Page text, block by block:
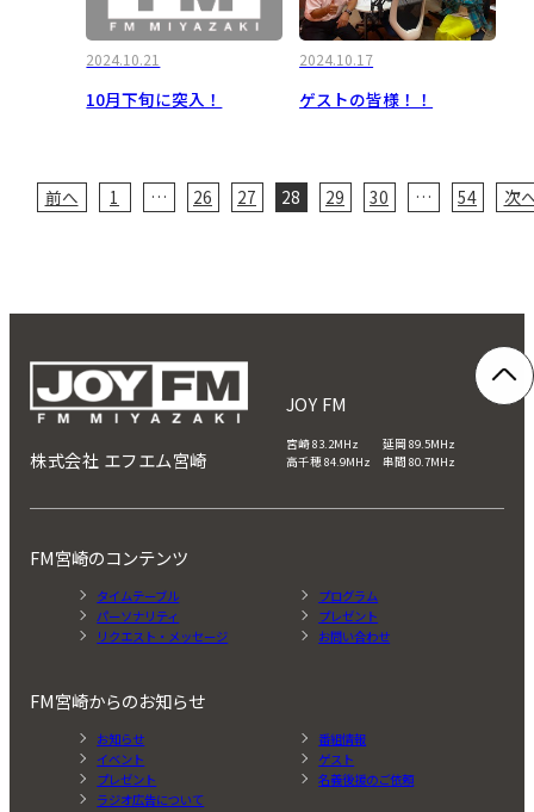
2024.10.21
10月下旬に突入！
2024.10.17
ゲストの皆様！！
投
ペ
ー
ジ
送
前へ 1 … 26 27 28 29 30 … 54 次
株式会社 エフエム宮崎
JOY FM
宮崎 83.2MHz 延岡 89.5MHz
高千穂 84.9MHz 串間 80.7MHz
FM宮崎のコンテンツ
タイムテーブル
プログラム
パーソナリティ
プレゼント
リクエスト・メッセージ
お問い合わせ
FM宮崎からのお知らせ
お知らせ
番組情報
イベント
ゲスト
プレゼント
名義後援のご依頼
ラジオ広告について